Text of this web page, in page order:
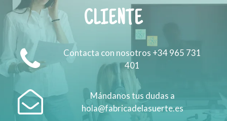
CLIENTE
Contacta con nosotros +34 965 731
401
Mándanos tus dudas a
hola@fabricadelasuerte.es